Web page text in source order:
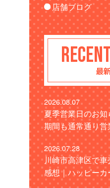
店舗ブログ
最
2026.08.07
夏季営業日のお
期間も通常通り営
2026.07.28
川崎市高津区で
感想｜ハッピー